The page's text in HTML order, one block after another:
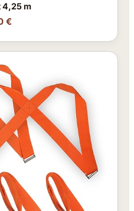
4,25 m
€